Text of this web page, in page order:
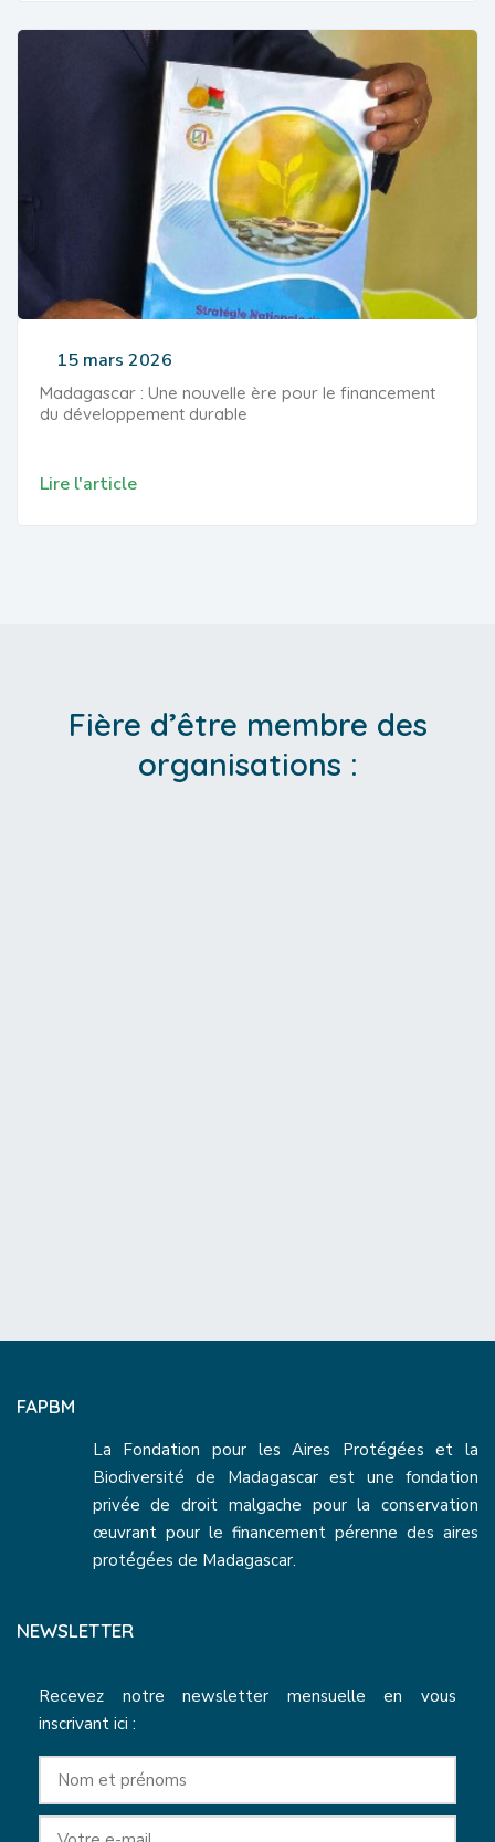
15 mars 2026
Madagascar : Une nouvelle ère pour le financement
du développement durable
Lire l'article
Fière d’être membre des
organisations :
FAPBM
La Fondation pour les Aires Protégées et la
Biodiversité de Madagascar est une fondation
privée de droit malgache pour la conservation
œuvrant pour le financement pérenne des aires
protégées de Madagascar.
NEWSLETTER
Recevez notre newsletter mensuelle en vous
inscrivant ici :